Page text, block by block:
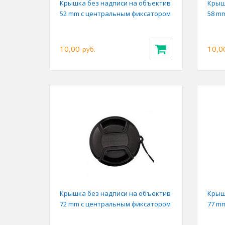
Крышка без надписи на объектив
52 mm с центральным фиксатором
10,00 руб.
58
Крышка без надписи на объектив
72 mm с центральным фиксатором
77